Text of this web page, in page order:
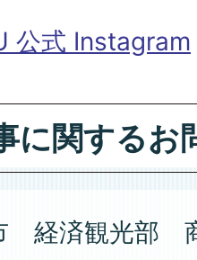
公式 Instagram
に関するお
経済観光部